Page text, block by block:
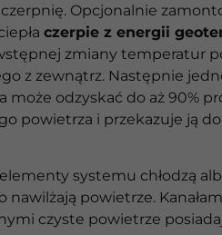
Opcjonalnie
czerpie z energii
zmiany temperatur
z zewnątrz. Następnie
może odzyskać do aż 90%
powietrza i przekazuje ją
systemu chłodzą
nawilżają powietrze.
czyste powietrze